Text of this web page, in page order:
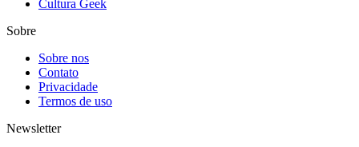
Cultura Geek
Sobre
Sobre nos
Contato
Privacidade
Termos de uso
Newsletter